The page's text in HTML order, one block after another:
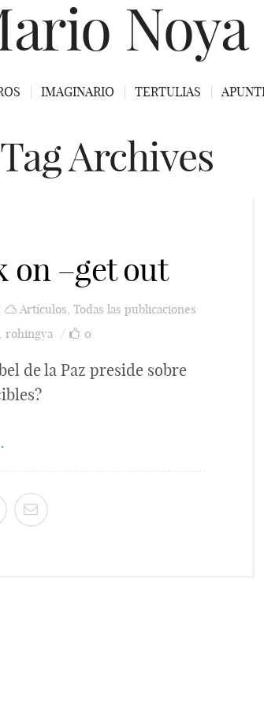
Noya
IMAGINARIO TERTULIAS
Tag Archives
on –get out
Artículos, Todas las publicaciones
, rohingya 0
de la Paz preside sobre